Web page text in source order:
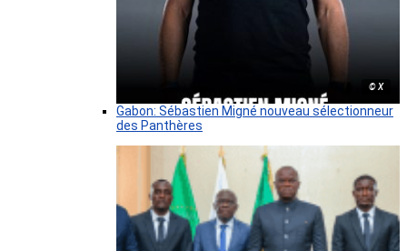
© X
Gabon: Sébastien Migné nouveau sélectionneur
des Panthères